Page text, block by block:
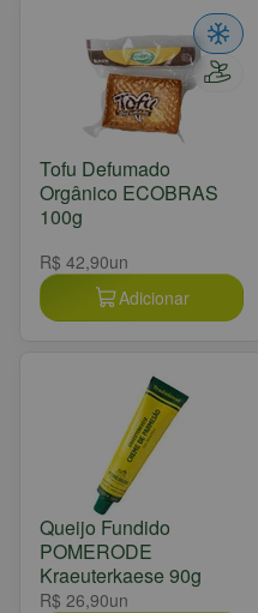
Tofu Defumado
Orgânico ECOBRAS
100g
R$ 42,90un
Adicionar
Queijo Fundido
POMERODE
Kraeuterkaese 90g
R$ 26,90un